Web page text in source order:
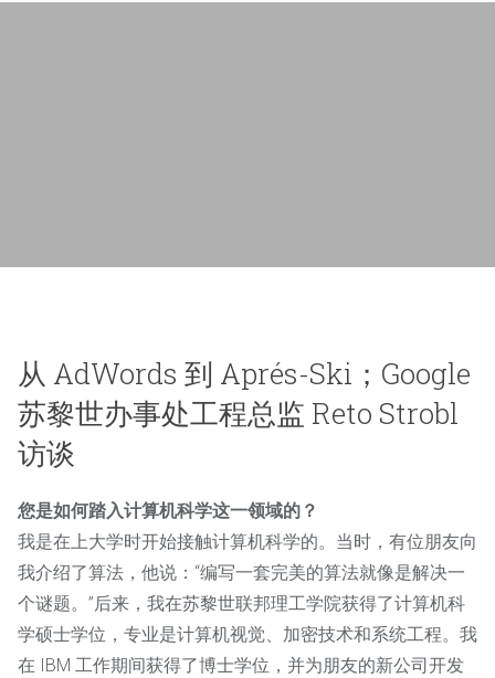
从 AdWords 到 Aprés-Ski；Google
苏黎世办事处工程总监 Reto Strobl
访谈
您是如何踏入计算机科学这一领域的？
我是在上大学时开始接触计算机科学的。当时，有位朋友向
我介绍了算法，他说：“编写一套完美的算法就像是解决一
个谜题。”后来，我在苏黎世联邦理工学院获得了计算机科
学硕士学位，专业是计算机视觉、加密技术和系统工程。我
在 IBM 工作期间获得了博士学位，并为朋友的新公司开发